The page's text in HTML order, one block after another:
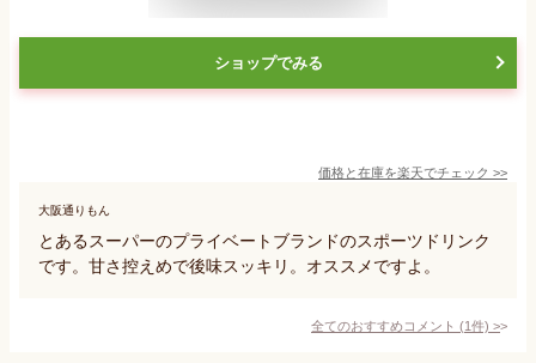
ショップでみる
価格と在庫を楽天でチェック >>
大阪通りもん
とあるスーパーのプライベートブランドのスポーツドリンク
です。甘さ控えめで後味スッキリ。オススメですよ。
全てのおすすめコメント (1件) >